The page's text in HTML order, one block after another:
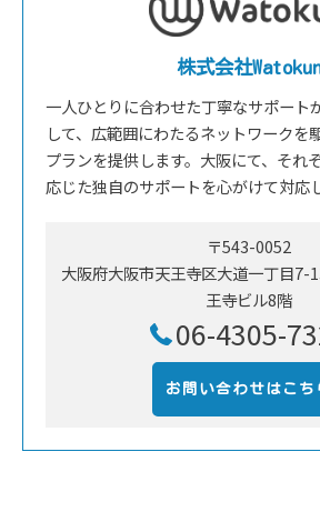
株式会社
一人ひとりに合わせた丁寧なサポート
して、広範囲にわたるネットワークを
プランを提供します。大阪にて、それ
応じた独自のサポートを心がけて対応
〒543-0052
大阪府大阪市天王寺区大道一丁目7-
王寺ビル8階
06-4305-
お問い合わせはこち